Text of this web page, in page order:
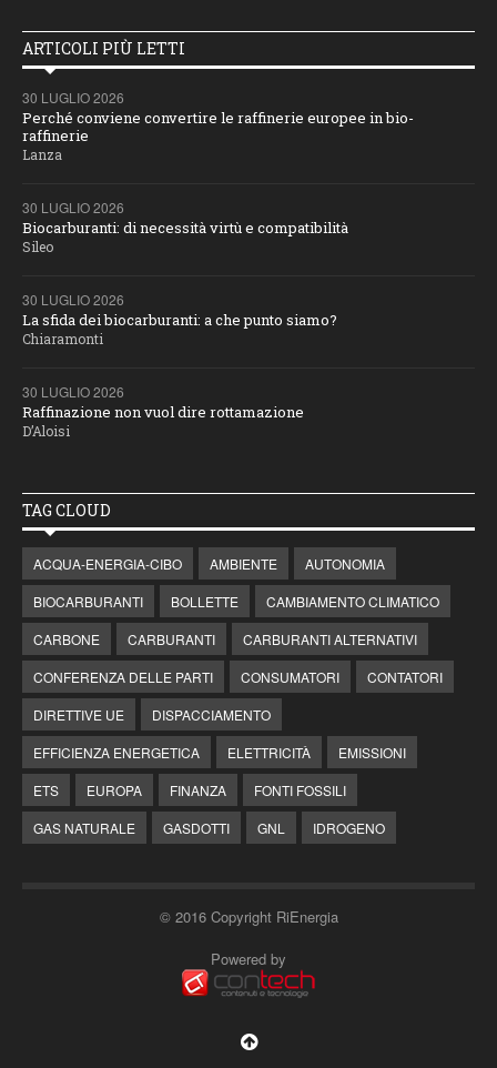
ARTICOLI PIÙ LETTI
30 LUGLIO 2026
Perché conviene convertire le raffinerie europee in bio-
raffinerie
Lanza
30 LUGLIO 2026
Biocarburanti: di necessità virtù e compatibilità
Sileo
30 LUGLIO 2026
La sfida dei biocarburanti: a che punto siamo?
Chiaramonti
30 LUGLIO 2026
Raffinazione non vuol dire rottamazione
D’Aloisi
TAG CLOUD
ACQUA-ENERGIA-CIBO AMBIENTE
AUTONOMIA
BIOCARBURANTI
BOLLETTE
CAMBIAMENTO CLIMATICO
CARBONE
CARBURANTI
CARBURANTI ALTERNATIVI
CONFERENZA DELLE PARTI
CONSUMATORI
CONTATORI
DIRETTIVE UE
DISPACCIAMENTO
EFFICIENZA ENERGETICA
ELETTRICITÀ
EMISSIONI
ETS
EUROPA FINANZA
FONTI FOSSILI
GAS NATURALE
GASDOTTI GNL IDROGENO
© 2016 Copyright RiEnergia
Powered by